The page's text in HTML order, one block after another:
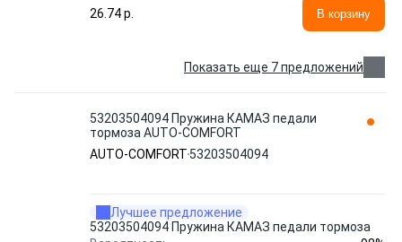
26.74 p.
В корзину
Показать еще 7 предложений
53203504094 Пружина КАМАЗ педали
тормоза AUTO-COMFORT
AUTO-COMFORT 53203504094
Лучшее предложение
53203504094 Пружина КАМАЗ педали тормоза